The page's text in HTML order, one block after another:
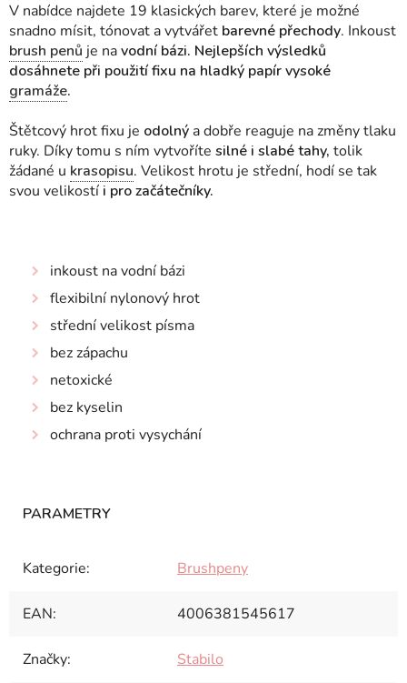
V nabídce najdete 19 klasických barev, které je možné
snadno mísit, tónovat a vytvářet barevné přechody. Inkoust
brush penů je navodní bázi. Nejlepších výsledků
dosáhnete při použití fixu na hladký papírvysoké
gramáže.
Štětcový hrot fixu je odolný a dobře reaguje na změny tlaku
ruky. Díky tomu s ním vytvoříte silné i slabé tahy, tolik
žádané u krasopisu. Velikost hrotu je střední, hodí se tak
svou velikostí i pro začátečníky.
inkoust na vodní bázi
flexibilní nylonový hrot
střední velikost písma
bez zápachu
netoxické
bez kyselin
ochrana proti vysychání
Kategorie: Brushpeny
EAN: 4006381545617
Značky: Stabilo